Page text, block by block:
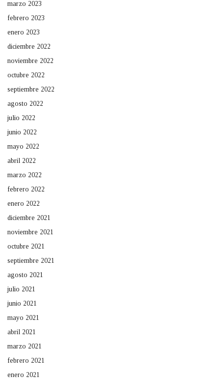
marzo 2023
febrero 2023
enero 2023
diciembre 2022
noviembre 2022
octubre 2022
septiembre 2022
agosto 2022
julio 2022
junio 2022
mayo 2022
abril 2022
marzo 2022
febrero 2022
enero 2022
diciembre 2021
noviembre 2021
octubre 2021
septiembre 2021
agosto 2021
julio 2021
junio 2021
mayo 2021
abril 2021
marzo 2021
febrero 2021
enero 2021